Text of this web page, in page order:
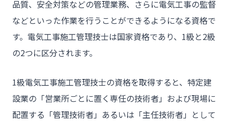
品質、安全対策などの管理業務、さらに電気工事の監督
などといった作業を行うことができるようになる資格で
す。電気工事施工管理技士は国家資格であり、1級と2級
の2つに区分されます。
1級電気工事施工管理技士の資格を取得すると、特定建
設業の「営業所ごとに置く専任の技術者」および現場に
配置する「管理技術者」あるいは「主任技術者」として